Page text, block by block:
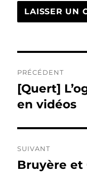
de
l’article
PRÉCÉDENT
Publication
précédente :
[Quert]
en vidéos
SUIVANT
Publication
Bruyère et